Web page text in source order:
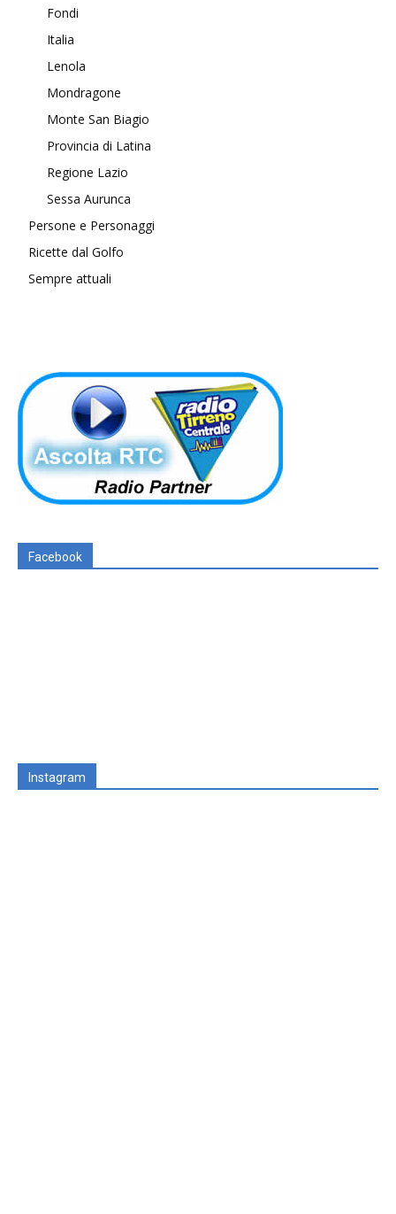
Fondi
Italia
Lenola
Mondragone
Monte San Biagio
Provincia di Latina
Regione Lazio
Sessa Aurunca
Persone e Personaggi
Ricette dal Golfo
Sempre attuali
Facebook
Instagram